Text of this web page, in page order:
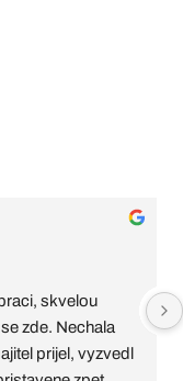
skvelou
zde. Nechala
prijel, vyzvedl